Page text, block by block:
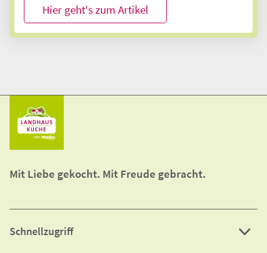
Hier geht's zum Artikel
Mit Liebe gekocht. Mit Freude gebracht.
Schnellzugriff